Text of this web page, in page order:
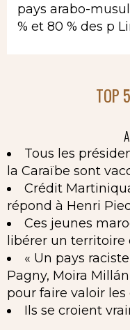
pays arabo-
% et 80 % des p
TOP
Tous les
la Caraïbe sont
Crédit
répond à Henri
Ces jeunes
libérer un territoire
« Un pays
Pagny, Moira
pour faire valoir
Ils se croient